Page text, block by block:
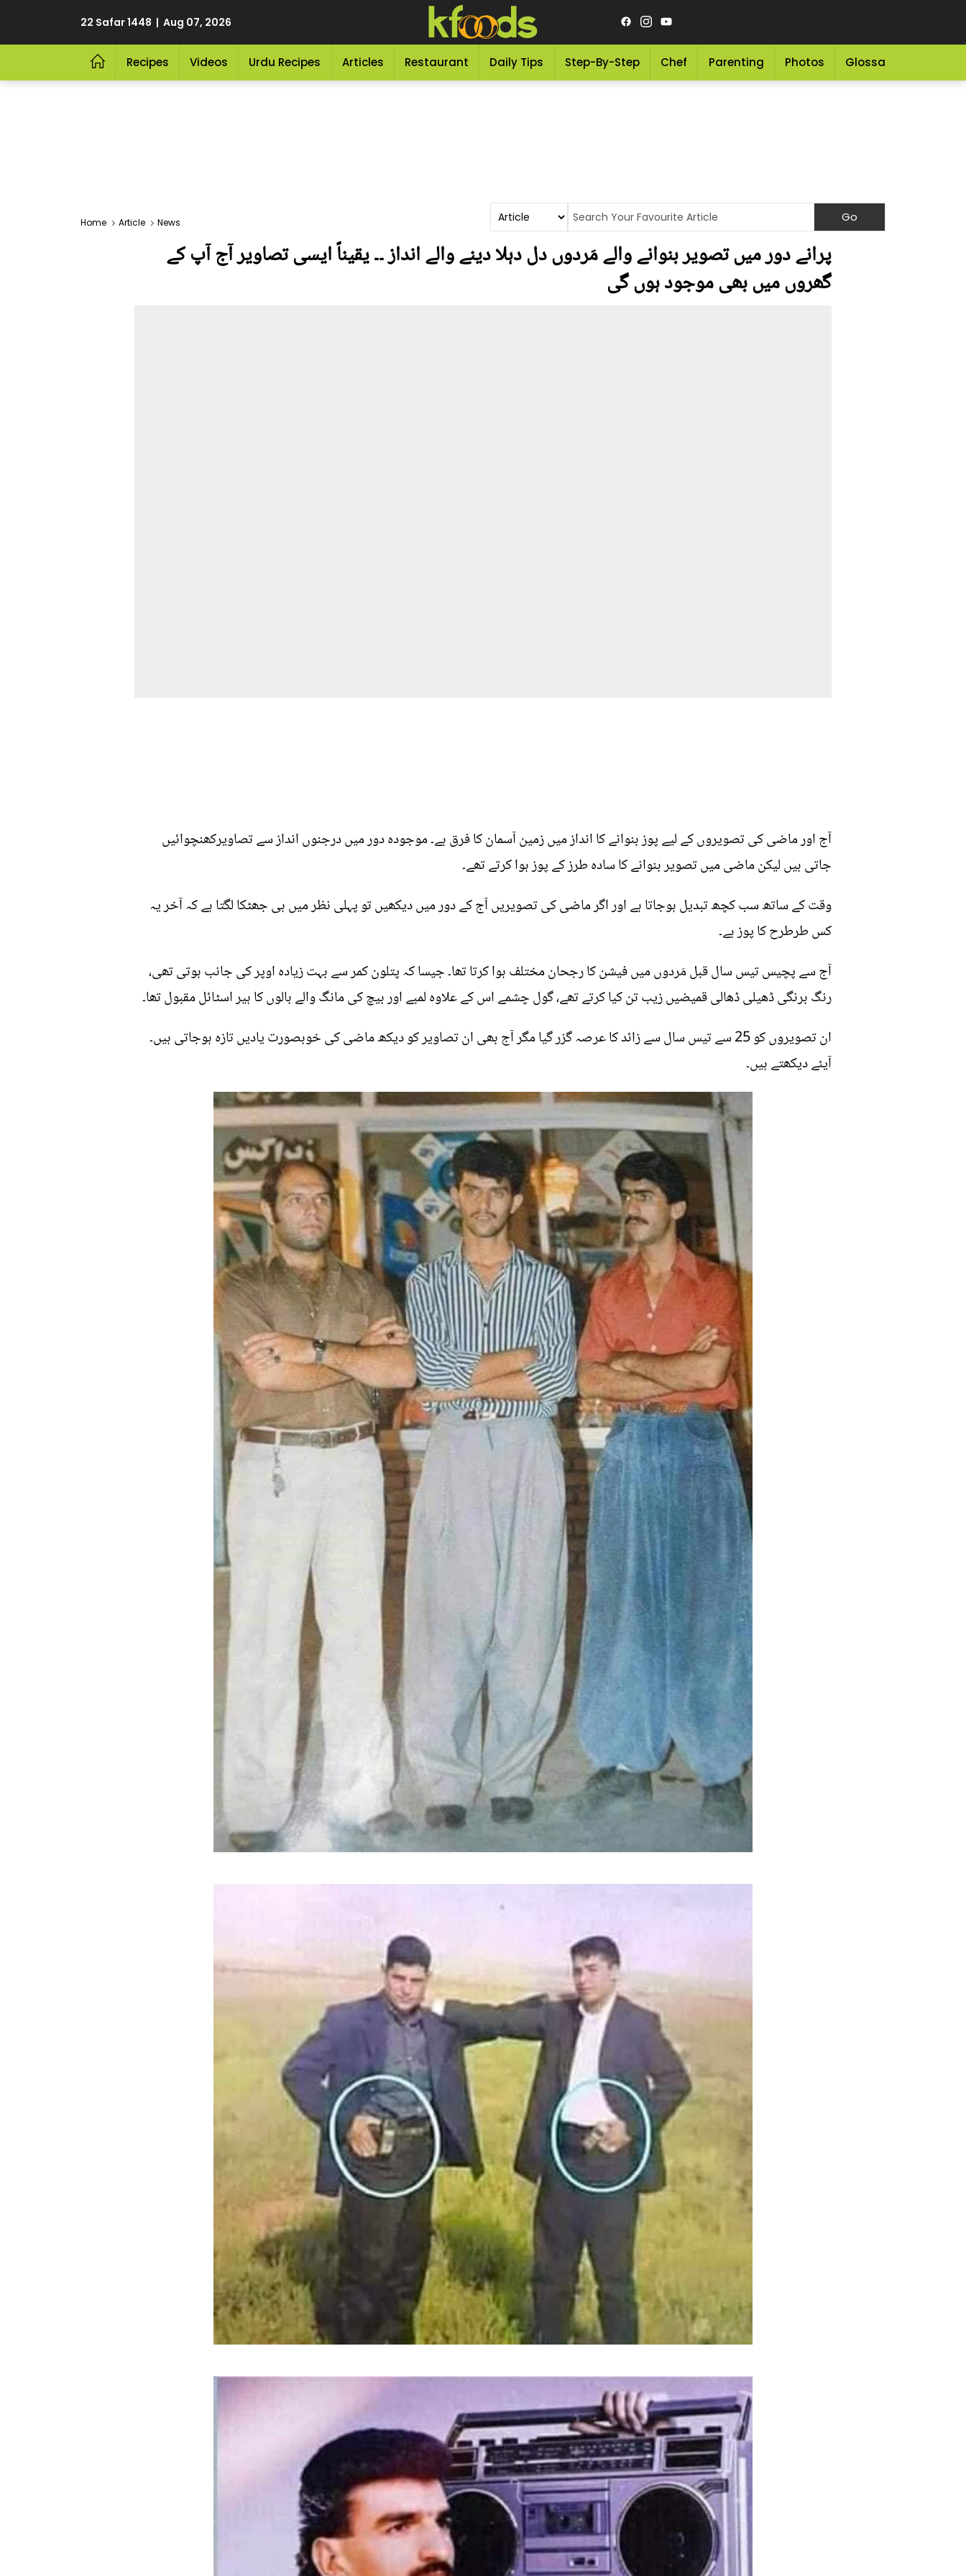
22 Safar 1448 | Aug 07, 2026
Recipes Videos Urdu Recipes Articles Restaurant Daily Tips Step-By-Step Chef Parenting Photos Glossary
Home Article News
پرانے دور میں تصویر بنوانے والے مَردوں دل دہلا دینے والے انداز ۔۔ یقیناً ایسی تصاویر آج آپ کے
گھروں میں بھی موجود ہوں گی
آج اور ماضی کی تصویروں کے لیے پوز بنوانے کا انداز میں زمین آسمان کا فرق ہے۔ موجودہ دور میں درجنوں انداز سے تصاویرکھنچوائیں
جاتی ہیں لیکن ماضی میں تصویر بنوانے کا سادہ طرز کے پوز ہوا کرتے تھے۔
وقت کے ساتھ سب کچھ تبدیل ہوجاتا ہے اور اگر ماضی کی تصویریں آج کے دور میں دیکھیں تو پہلی نظر میں ہی جھٹکا لگتا ہے کہ آخر یہ
کس طرطرح کا پوز ہے۔
آج سے پچیس تیس سال قبل مَردوں میں فیشن کا رجحان مختلف ہوا کرتا تھا۔ جیسا کہ پتلون کمر سے بہت زیادہ اوپر کی جانب ہوتی تھی،
رنگ برنگی ڈھیلی ڈھالی قمیضیں زیب تن کیا کرتے تھے، گول چشمے اس کے علاوہ لمبے اور بیچ کی مانگ والے بالوں کا ہیر اسٹائل مقبول تھا۔
ان تصویروں کو 25 سے تیس سال سے زائد کا عرصہ گزر گیا مگر آج بھی ان تصاویر کو دیکھ ماضی کی خوبصورت یادیں تازہ ہوجاتی ہیں۔
آیئے دیکھتے ہیں۔